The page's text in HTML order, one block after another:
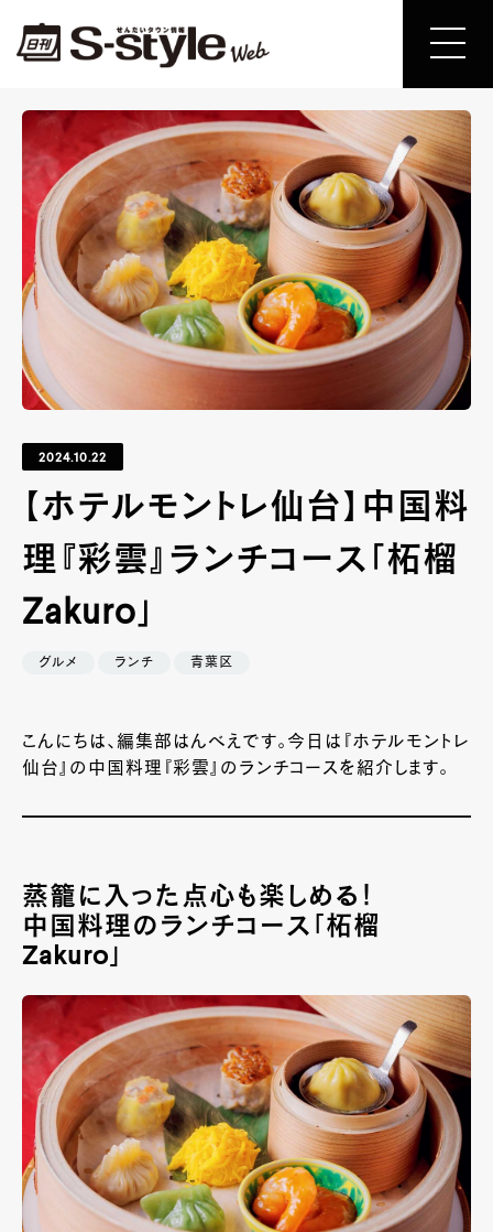
2024.10.22
【ホテルモントレ仙台】中国料
理『彩雲』ランチコース「柘榴
Zakuro」
グルメ ランチ 青葉区
こんにちは、編集部はんべえです。今日は『ホテルモントレ
仙台』の中国料理『彩雲』のランチコースを紹介します。
蒸籠に入った点心も楽しめる！
中国料理のランチコース「柘榴
Zakuro」